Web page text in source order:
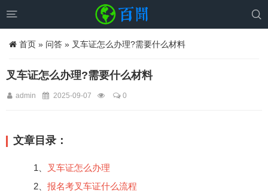
 
首页 » 问答 » 叉车证怎么办理?需要什么材料
叉车证怎么办理?需要什么材料
admin 2025-09-07 0
文章目录：
1、
叉车证怎么办理
2、 报名考叉车证什么流程